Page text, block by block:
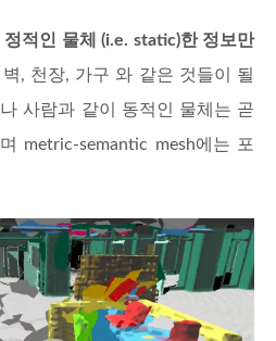
정적인 물체 (i.e. static)한 정보만
, 천장, 가구 와 같은 것들이 될
사람과 같이 동적인 물체는 곧
metric-semantic mesh에는 포